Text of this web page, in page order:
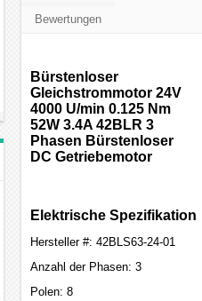
Bewertungen
Bürstenloser
Gleichstrommotor 24V
4000 U/min 0.125 Nm
52W 3.4A 42BLR 3
Phasen Bürstenloser
DC Getriebemotor
Elektrische Spezifikation
Hersteller #: 42BLS63-24-01
Anzahl der Phasen: 3
Polen: 8